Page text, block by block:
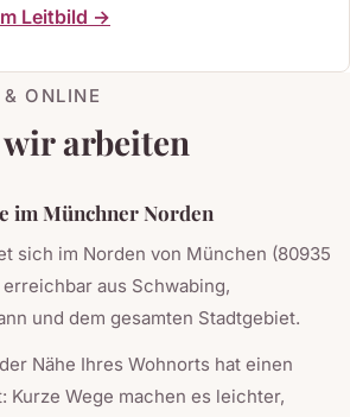
Leitbild →
ONLINE
arbeiten
im Münchner Norden
sich im Norden von München (80935
aus Schwabing,
und dem gesamten Stadtgebiet.
Nähe Ihres Wohnorts hat einen
Kurze Wege machen es leichter,